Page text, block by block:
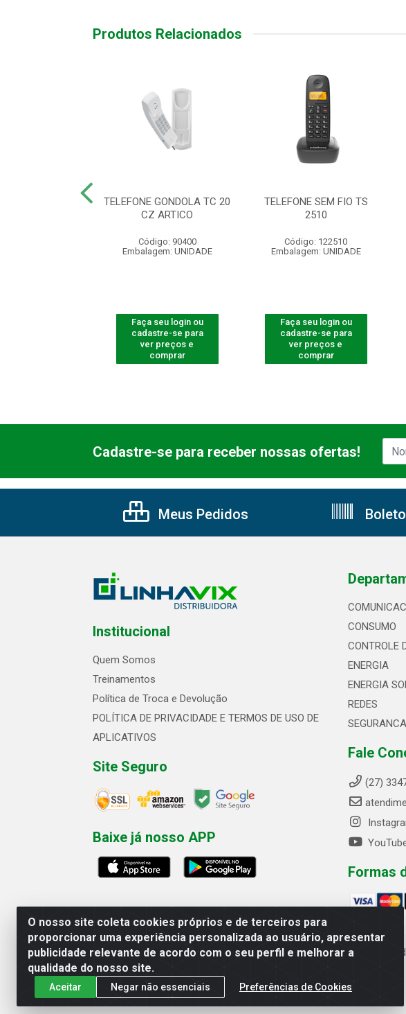
Produtos Relacionados
TELEFONE GONDOLA TC 20
CZ ARTICO
Código: 90400
Embalagem: UNIDADE
Faça seu login ou
cadastre-se para
ver preços e
comprar
TELEFONE SEM FIO TS
2510
Código: 122510
Embalagem: UNIDADE
Faça seu login ou
cadastre-se para
ver preços e
comprar
O nosso site coleta cookies próprios e de terceiros para
proporcionar uma experiência personalizada ao usuário, apresentar
publicidade relevante de acordo com o seu perfil e melhorar a
qualidade do nosso site.
Aceitar Negar não essenciais Preferências de Cookies
Cadastre-se para receber nossas ofertas!
Meus Pedidos
Institucional
Quem Somos
Treinamentos
Política de Troca e Devolução
POLÍTICA DE PRIVACIDADE E TERMOS DE USO DE
APLICATIVOS
Site Seguro
Baixe já nosso APP
CONSUMO
CONTROLE
ENERGIA
ENERGIA
REDES
Fale
(27)
Formas
Linhavix Distribuidora LTDA - Avenida Alegre, 2521 -